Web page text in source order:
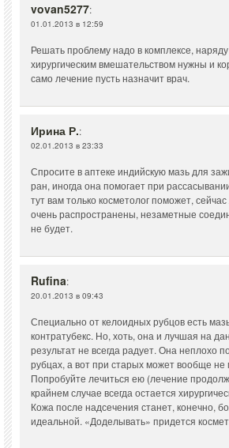
vovan5277:
01.01.2013 в 12:59
Решать проблему надо в комплексе,
хирургическим вмешательством нужны и
само лечение пусть назначит врач.
Ирина Р.:
02.01.2013 в 23:33
Спросите в аптеке индийскую мазь для
ран, иногда она помогает при
тут вам только косметолог поможет,
очень распространены, незаметные
не будет.
Rufina:
20.01.2013 в 09:43
Специально от келоидных рубцов есть
контратубекс. Но, хоть, она и лучшая на
результат не всегда радует. Она неплохо
рубцах, а вот при старых может вообще не
Попробуйте лечиться ею (лечение
крайнем случае всегда остается
Кожа после надсечения станет, конечно,
идеальной. «Доделывать» придется